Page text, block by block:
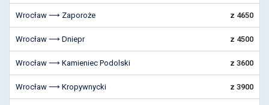
Wrocław ⟶ Zaporoże z 4650
Wrocław ⟶ Dniepr z 4500
Wrocław ⟶ Kamieniec Podolski z 3600
Wrocław ⟶ Kropywnycki z 3900